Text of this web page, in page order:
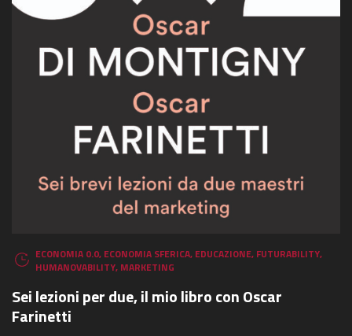
ECONOMIA 0.0, ECONOMIA SFERICA, EDUCAZIONE, FUTURABILITY,
HUMANOVABILITY, MARKETING
Sei lezioni per due, il mio libro con Oscar
Farinetti